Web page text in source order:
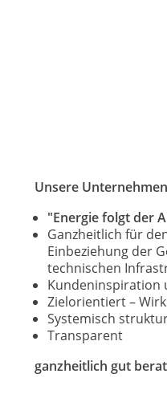
Unsere
"Energie folgt der
Ganzheitlich für
Einbeziehung der
technischen
Kundeninspiration
Zielorientiert –
Systemisch
Transparent
ganzheitlich gut